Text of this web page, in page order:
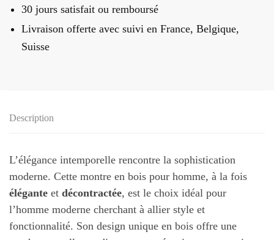
Pour30 jours satisfait ou remboursé
Livraison offerte avec suivi en France, Belgique,
Suisse
Description
L’élégance intemporelle rencontre la sophistication
moderne. Cette montre en bois pour homme, à la fois
élégante et décontractée, est le choix idéal pour
l’homme moderne cherchant à allier style et
fonctionnalité. Son design unique en bois offre une